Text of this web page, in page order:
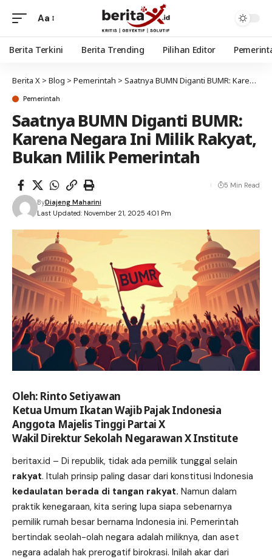
Aa
Berita Terkini Berita Trending Pilihan Editor
Berita X > Blog > Pemerintah > Saatnya BUMN Diganti BUMR: Karena Negara Ini Milik Rakyat, Bukan Milik Pemerintah
Pemerintah
Saatnya BUMN Diganti BUMR:
Karena Negara Ini Milik Rakyat,
Bukan Milik Pemerintah
Last Updated: November 21, 2025 4:01 Pm
ByDiajeng Maharini
5 Min Read
Oleh: Rinto Setiyawan
Ketua Umum Ikatan Wajib Pajak Indonesia
Anggota Majelis Tinggi Partai X
Wakil Direktur Sekolah Negarawan X Institute
beritax.id – Di republik, tidak ada pemilik tunggal selain
rakyat. Itulah prinsip paling dasar dari konstitusi Indonesia
kedaulatan berada di tangan rakyat. Namun dalam
praktik kenegaraan, kita sering lupa siapa sebenarnya
pemilik rumah besar bernama Indonesia ini. Pemerintah
bertindak seolah-olah negara adalah miliknya, dan aset
negara adalah hak prerogatif birokrasi. Inilah akar dari